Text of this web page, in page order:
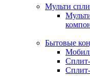
Мульти
Бытовые